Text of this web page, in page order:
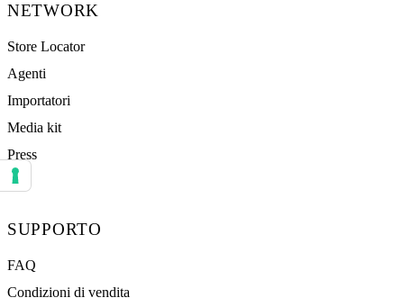
NETWORK
Store Locator
Agenti
Importatori
Media kit
Press
SUPPORTO
FAQ
Condizioni di vendita
Le tue preferenze relative al consenso per le tecnologie di tracciamento